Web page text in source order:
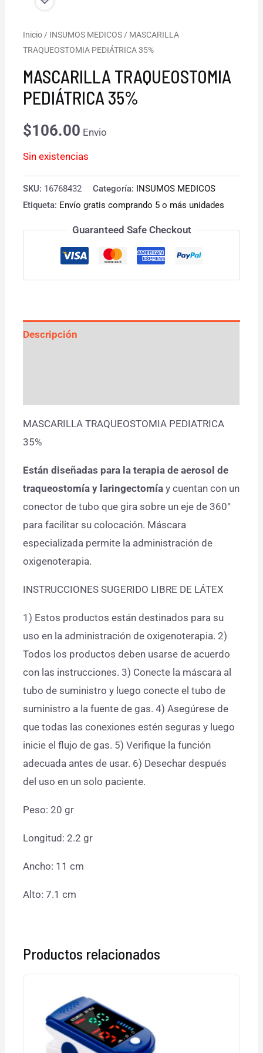
Inicio / INSUMOS MEDICOS / MASCARILLA
TRAQUEOSTOMIA PEDIÁTRICA 35%
MASCARILLA TRAQUEOSTOMIA
PEDIÁTRICA 35%
$106.00 Envio
Sin existencias
SKU: 16768432 Categoría:
INSUMOS MEDICOS
Etiqueta: Envío gratis comprando 5 o más unidades
Guaranteed Safe Checkout
Descripción
MASCARILLA TRAQUEOSTOMIA PEDIATRICA
35%
Están diseñadas para la terapia de aerosol de
traqueostomía y laringectomía y cuentan con un
conector de tubo que gira sobre un eje de 360°
para facilitar su colocación. Máscara
especializada permite la administración de
oxigenoterapia.
INSTRUCCIONES SUGERIDO LIBRE DE LÁTEX
1) Estos productos están destinados para su
uso en la administración de oxigenoterapia. 2)
Todos los productos deben usarse de acuerdo
con las instrucciones. 3) Conecte la máscara al
tubo de suministro y luego conecte el tubo de
suministro a la fuente de gas. 4) Asegúrese de
que todas las conexiones estén seguras y luego
inicie el flujo de gas. 5) Verifique la función
adecuada antes de usar. 6) Desechar después
del uso en un solo paciente.
Peso: 20 gr
Longitud: 2.2 gr
Ancho: 11 cm
Alto: 7.1 cm
Productos relacionados